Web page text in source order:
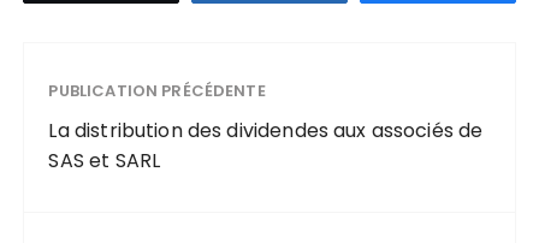
PUBLICATION PRÉCÉDENTE
La distribution des dividendes aux associés de
SAS et SARL